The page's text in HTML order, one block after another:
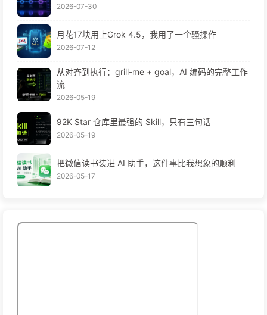
2026-07-30
月花17块用上Grok 4.5，我用了一个骚操作
2026-07-12
从对齐到执行：grill-me + goal，AI 编码的完整工作
流
2026-05-19
92K Star 仓库里最强的 Skill，只有三句话
2026-05-19
把微信读书装进 AI 助手，这件事比我想象的顺利
2026-05-17